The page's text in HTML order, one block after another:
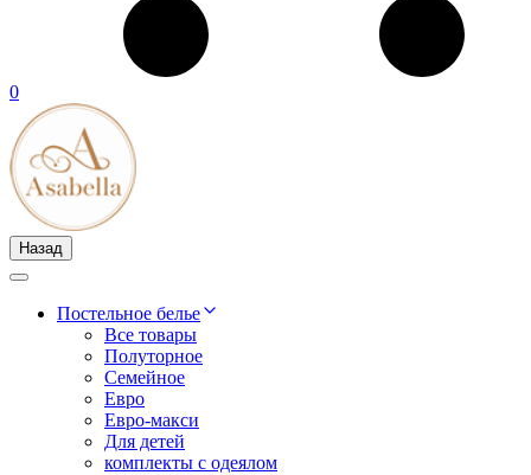
0
Назад
Постельное белье
Все товары
Полуторное
Семейное
Евро
Евро-макси
Для детей
комплекты с одеялом